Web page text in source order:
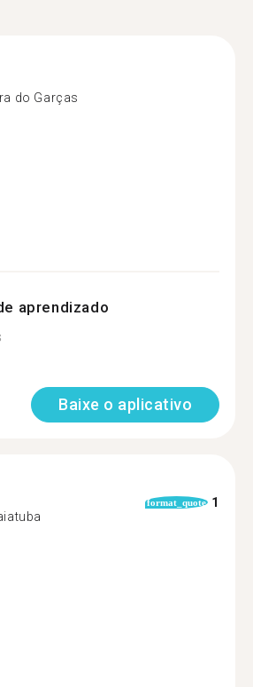
do Garças
aprendizado
Baixe o aplicativo
format_quote 1